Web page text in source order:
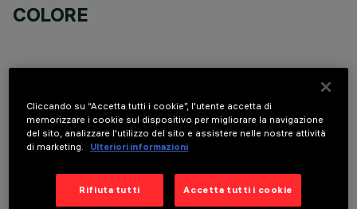
COLORE
COMPONENTI OPZIONALI
Cliccando su “Accetta tutti i cookie”, l'utente accetta di
memorizzare i cookie sul dispositivo per migliorare la navigazione
del sito, analizzare l'utilizzo del sito e assistere nelle nostre attività
di marketing.
Ulteriori informazioni
Rifiuta tutti Accetta tutti i cookie